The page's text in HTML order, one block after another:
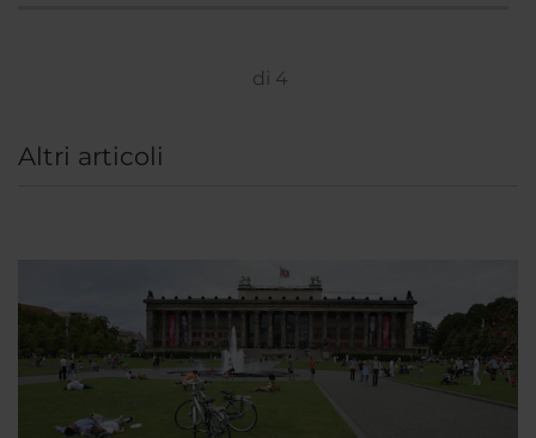
di 4
Altri articoli